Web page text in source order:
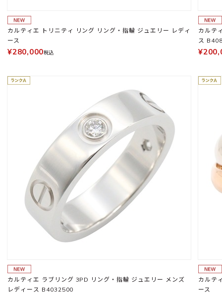
カルティエ トリニティ リング リング・指輪 ジュエリー レディ
ース
¥280,000税込
カルティエ ミニ
ス
カルティエ ラブリング 3PD リング・指輪 ジュエリー メンズ
レディース B4032500
カルティエ ト
ース